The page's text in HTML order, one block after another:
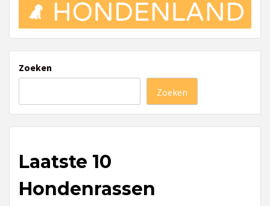
Zoeken
Zoeken
Laatste 10
Hondenrassen